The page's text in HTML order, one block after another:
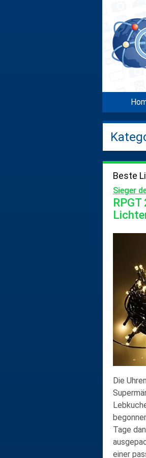
Beste
Sieger
RPGT
Die
Tage
einer